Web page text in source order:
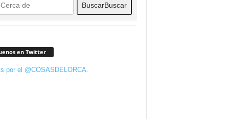
BuscarBuscar
en Twitter
por el @COSASDELORCA.